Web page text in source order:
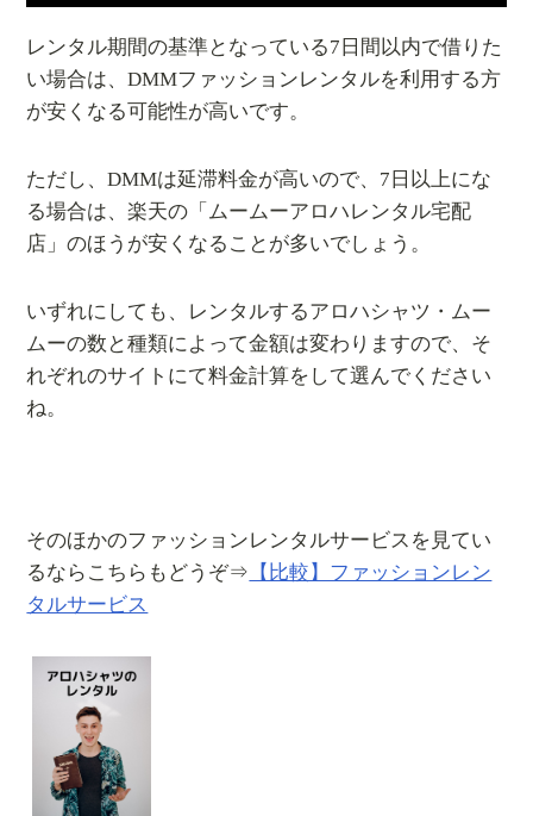
レンタル期間の基準となっている7日間以内で借りた
い場合は、DMMファッションレンタルを利用する方
が安くなる可能性が高いです。
ただし、DMMは延滞料金が高いので、7日以上にな
る場合は、楽天の「ムームーアロハレンタル宅配
店」のほうが安くなることが多いでしょう。
いずれにしても、レンタルするアロハシャツ・ムー
ムーの数と種類によって金額は変わりますので、そ
れぞれのサイトにて料金計算をして選んでください
ね。
そのほかのファッションレンタルサービスを見てい
るならこちらもどうぞ⇒ 【比較】ファッションレン
タルサービス